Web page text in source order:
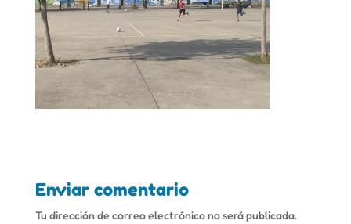
Enviar comentario
Tu dirección de correo electrónico no será publicada.